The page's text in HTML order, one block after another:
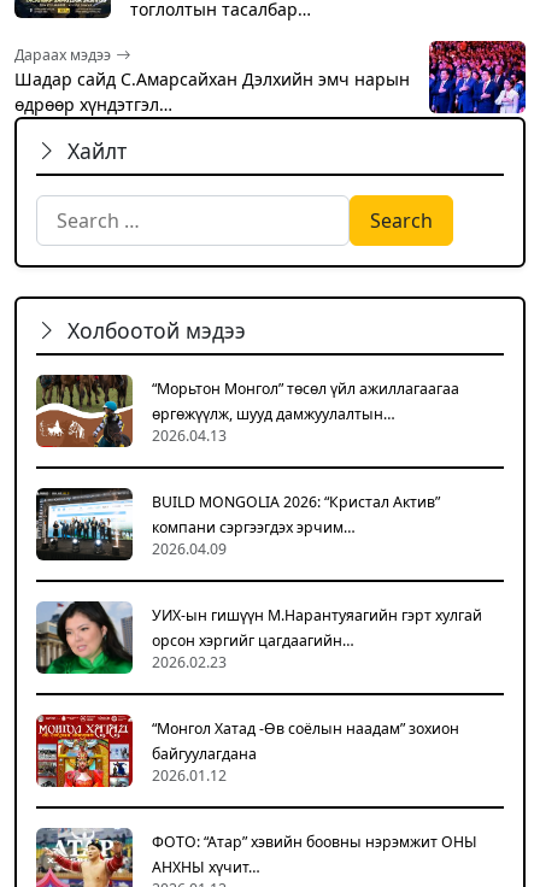
тоглолтын тасалбар…
Дараах мэдээ
Шадар сайд С.Амарсайхан Дэлхийн эмч нарын
өдрөөр хүндэтгэл…
Хайлт
Search for:
Холбоотой мэдээ
“Морьтон Монгол” төсөл үйл ажиллагаагаа
өргөжүүлж, шууд дамжуулалтын…
2026.04.13
BUILD MONGOLIA 2026: “Кристал Актив”
компани сэргээгдэх эрчим…
2026.04.09
УИХ-ын гишүүн М.Нарантуяагийн гэрт хулгай
орсон хэргийг цагдаагийн…
2026.02.23
“Монгол Хатад -Өв соёлын наадам” зохион
байгуулагдана
2026.01.12
ФОТО: “Атар” хэвийн боовны нэрэмжит ОНЫ
АНХНЫ хүчит…